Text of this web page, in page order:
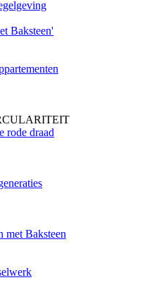
Baksteen'
rode draad
met Baksteen